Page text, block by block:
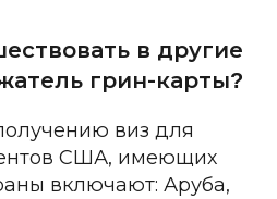
в другие
грин-карты?
виз для
США, имеющих
включают: Аруба,